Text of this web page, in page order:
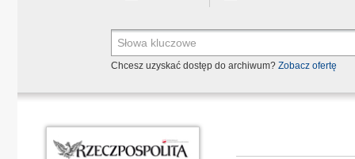
Chcesz uzyskać dostęp do archiwum? Zobacz ofertę